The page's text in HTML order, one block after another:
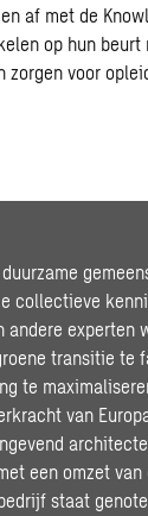
af met de
op hun beurt
zorgen voor
collectieve
experten
transitie te
te
van
een omzet van
staat